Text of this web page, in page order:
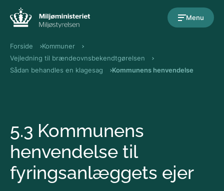
Menu
Forside
Kommuner
Vejledning til brændeovnsbekendtgørelsen
Sådan behandles en klagesag
Kommunens henvendelse
5.3 Kommunens
henvendelse til
fyringsanlæggets ejer